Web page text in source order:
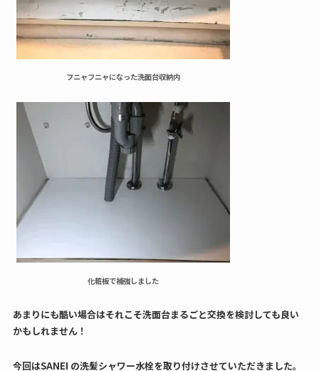
フニャフニャになった洗面台収納内
化粧板で補強しました
あまりにも酷い場合はそれこそ洗面台まるごと交換を検討しても良い
かもしれません！
今回はSANEI の洗髪シャワー水栓を取り付けさせていただきました。